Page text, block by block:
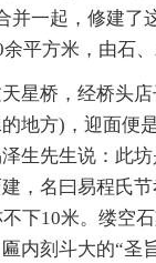
并一起，修建了
平方米，由石、
星桥，经桥头
地方)，迎面便
生先生说：此坊
，名曰易程氏
下10米。缕空
内刻斗大的“圣